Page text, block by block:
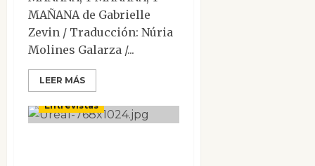
MAÑANA de Gabrielle
Zevin / Traducción: Núria
Molines Galarza /...
LEER MÁS
Entrevistas